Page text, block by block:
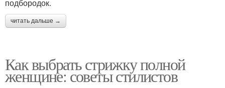
подбородок.
читать дальше →
Как выбрать стрижку полной
женщине: советы стилистов